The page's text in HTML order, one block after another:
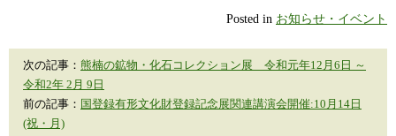
Posted in お知らせ・イベント
次の記事： 熊楠の鉱物・化石コレクション展 令和元年12月6日 ～
令和2年 2月 9日
前の記事： 国登録有形文化財登録記念展関連講演会開催:10月14日
(祝・月)